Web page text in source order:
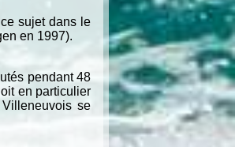
sujet dans le
en 1997).
pendant 48
en particulier
se